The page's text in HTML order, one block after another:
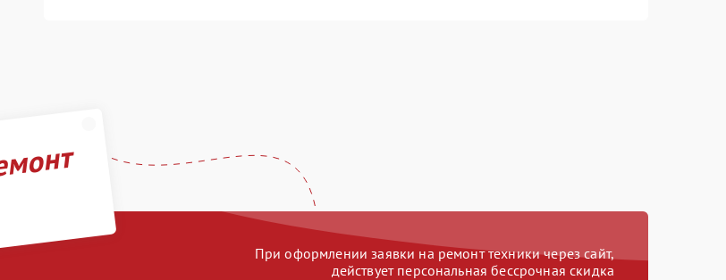
При оформлении заявки на ремонт техники через сайт,
действует персональная бессрочная скидка